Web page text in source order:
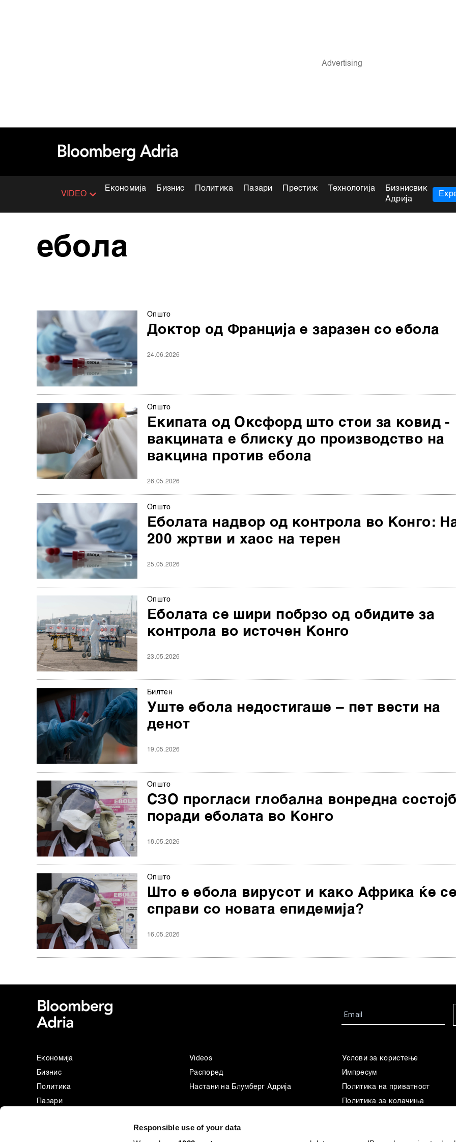
Responsible use of your data
VIDEO
Економија Бизнис Политика Пазари Престиж Технологија
Бизнисвик
Адрија
ебола
Општо
Доктор од Франција е заразен со ебола
24.06.2026
Општо
Екипата од Оксфорд што стои за ковид -
вакцината е блиску до производство на
вакцина против ебола
26.05.2026
Општо
Еболата надвор од контрола во Конго:
200 жртви и хаос на терен
25.05.2026
Општо
Еболата се шири побрзо од обидите за
контрола во источен Конго
23.05.2026
Билтен
Уште ебола недостигаше – пет вести на
денот
19.05.2026
Општо
СЗО прогласи глобална вонредна
поради еболата во Конго
18.05.2026
Општо
Што е ебола вирусот и како Африка ќе
справи со новата епидемија?
16.05.2026
Економија
Бизнис
Политика
Пазари
Videos
Распоред
Настани на Блумберг Адрија
Услови за користење
Импресум
Политика на приватност
Политика за колачиња